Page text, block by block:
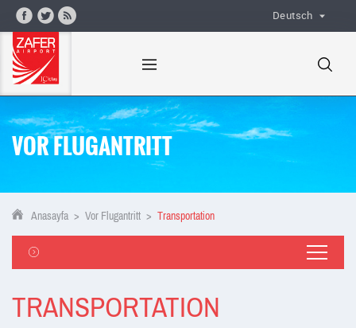
Deutsch
VOR FLUGANTRITT
Anasayfa > Vor Flugantritt > Transportation
TRANSPORTATION